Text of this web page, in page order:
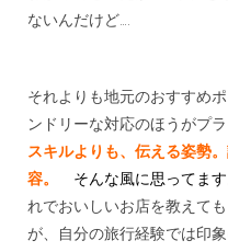
ないんだけど….
それよりも地元のおすすめ
ンドリーな対応のほうがプ
スキルよりも、伝える姿勢
容。 そんな風に思ってます
れでおいしいお店を教えて
が、自分の旅行経験では印